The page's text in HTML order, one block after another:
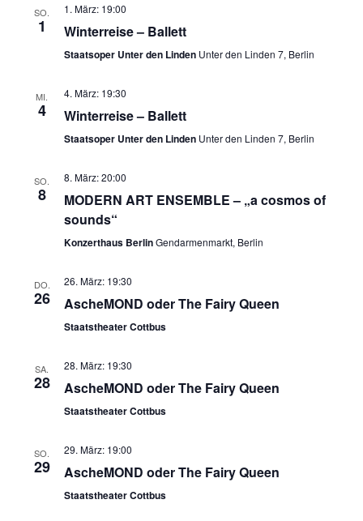
SO.
1
1. März: 19:00
Winterreise – Ballett
Staatsoper Unter den Linden Unter den Linden 7, Berlin
MI.
4
4. März: 19:30
Winterreise – Ballett
Staatsoper Unter den Linden Unter den Linden 7, Berlin
SO.
8
8. März: 20:00
MODERN ART ENSEMBLE – „a cosmos of
sounds“
Konzerthaus BerlinGendarmenmarkt, Berlin
DO.
26
26. März: 19:30
AscheMOND oder The Fairy Queen
Staatstheater Cottbus
SA.
28
28. März: 19:30
AscheMOND oder The Fairy Queen
Staatstheater Cottbus
SO.
29
29. März: 19:00
AscheMOND oder The Fairy Queen
Staatstheater Cottbus